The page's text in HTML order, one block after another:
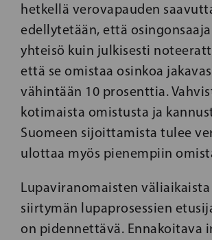
hetkellä verovapauden
edellytetään, että
yhteisö kuin julkisesti
että se omistaa osinkoa
vähintään 10 prosenttia.
kotimaista omistusta ja
Suomeen sijoittamista tulee
ulottaa myös pienempiin
Lupaviranomaisten
siirtymän lupaprosessien
on pidennettävä. Ennakoitava